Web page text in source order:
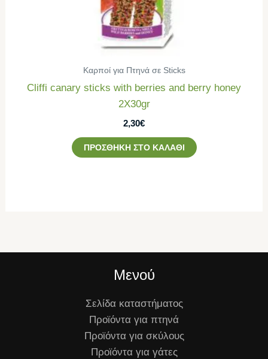
Καρποί για Πτηνά σε Sticks
Cliffi canary sticks with berries and berry honey
2Χ30gr
2,30€
ΠΡΟΣΘΉΚΗ ΣΤΟ ΚΑΛΆΘΙ
Μενού
Σελίδα καταστήματος
Προϊόντα για πτηνά
Προϊόντα για σκύλους
Προϊόντα για γάτες